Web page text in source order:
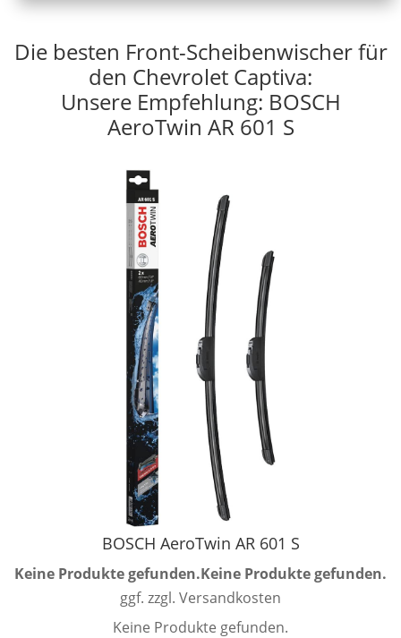
Die besten Front-Scheibenwischer für
den Chevrolet Captiva:
Unsere Empfehlung: BOSCH
AeroTwin AR 601 S
BOSCH AeroTwin AR 601 S
Keine Produkte gefunden.Keine Produkte gefunden.
ggf. zzgl. Versandkosten
Keine Produkte gefunden.